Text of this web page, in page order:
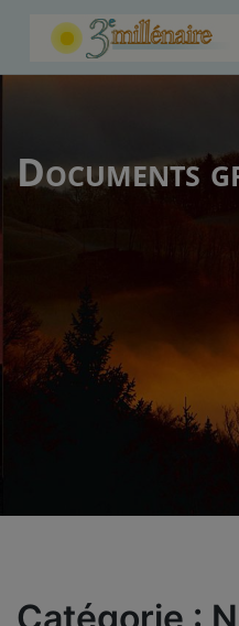
Documents